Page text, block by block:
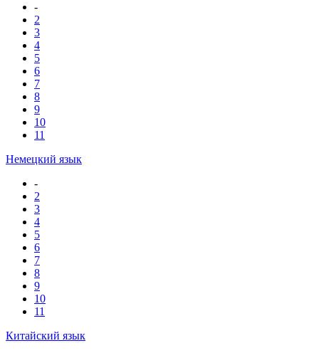
-
2
3
4
5
6
7
8
9
10
11
Немецкий язык
-
2
3
4
5
6
7
8
9
10
11
Китайский язык